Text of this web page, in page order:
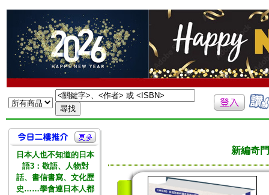
日本人也不知道的日本
語3：敬語、人物對
話、書信書寫、文化歷
史……學會連日本人都
新編奇